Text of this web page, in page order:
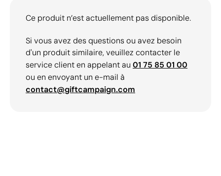
Ce produit n’est actuellement pas disponible.
Si vous avez des questions ou avez besoin
d'un produit similaire, veuillez contacter le
service client en appelant au 01 75 85 01 00
ou en envoyant un e-mail à
contact@giftcampaign.com